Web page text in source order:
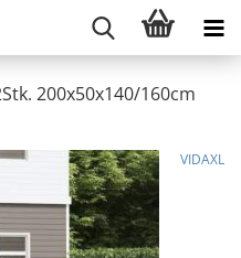
200x50x140/160cm
VIDAXL